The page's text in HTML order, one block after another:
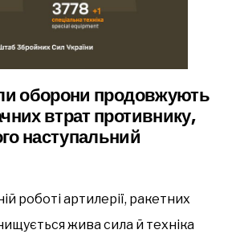
оборони продовжують
втрат противнику,
наступальний
роботі артилерії, ракетних
жива сила й техніка